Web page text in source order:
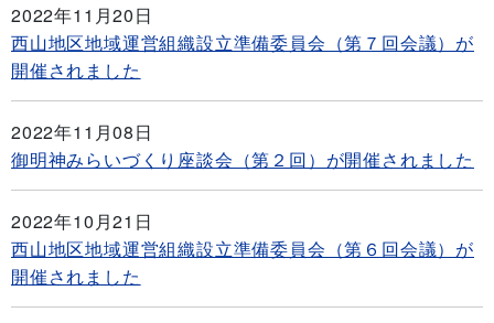
2022年11月20日
西山地区地域運営組織設立準備委員会（第７回会議）が
開催されました
2022年11月08日
御明神みらいづくり座談会（第２回）が開催されました
2022年10月21日
西山地区地域運営組織設立準備委員会（第６回会議）が
開催されました